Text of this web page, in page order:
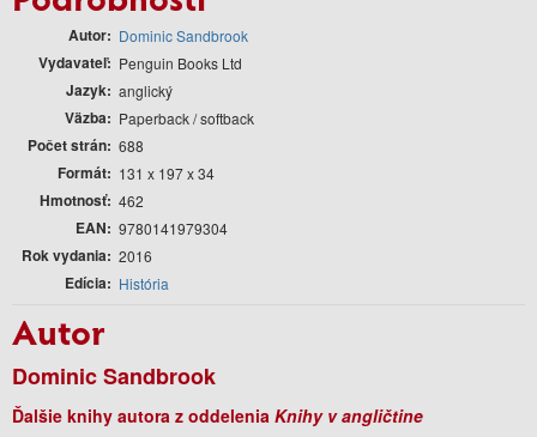
Autor Dominic Sandbrook
Vydavateľ Penguin Books Ltd
Jazyk anglický
Väzba Paperback / softback
Počet strán 688
Formát 131 x 197 x 34
Hmotnosť 462
EAN 9780141979304
Rok vydania 2016
Edícia História
Autor
Dominic Sandbrook
Ďalšie knihy autora z oddelenia Knihy v angličtine